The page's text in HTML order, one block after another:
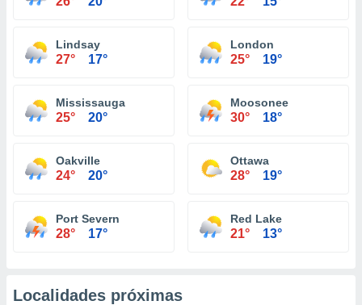
Lindsay
27° 17°
London
25° 19°
Mississauga
25° 20°
Moosonee
30° 18°
Oakville
24° 20°
Ottawa
28° 19°
Port Severn
28° 17°
Red Lake
21° 13°
Localidades próximas